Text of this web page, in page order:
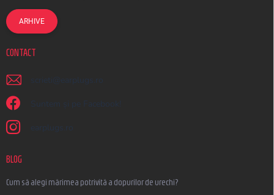
ARHIVE
CONTACT
scrieti @ earplugs.ro
Suntem și pe Facebook!
earplugs.ro
BLOG
Cum să alegi mărimea potrivită a dopurilor de urechi?